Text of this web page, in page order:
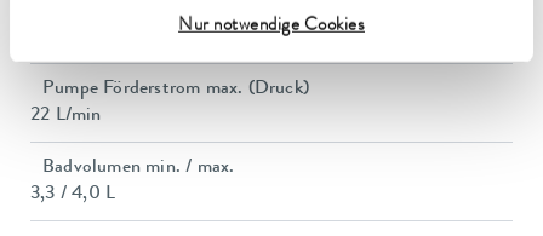
Nur notwendige Cookies
Förderdruck max.
Pumpe Förderstrom max. (Druck)
22 L/min
Badvolumen min. / max.
3,3 / 4,0 L